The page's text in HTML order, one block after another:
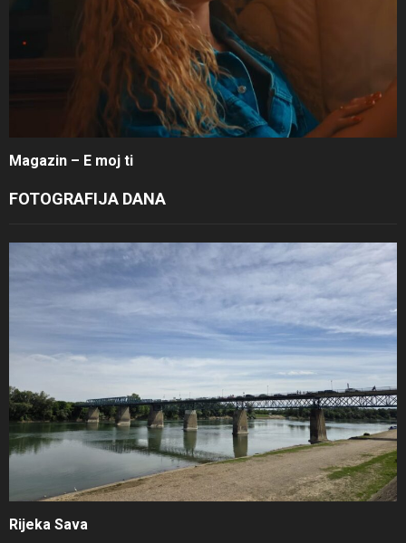
Magazin – E moj ti
FOTOGRAFIJA DANA
Rijeka Sava